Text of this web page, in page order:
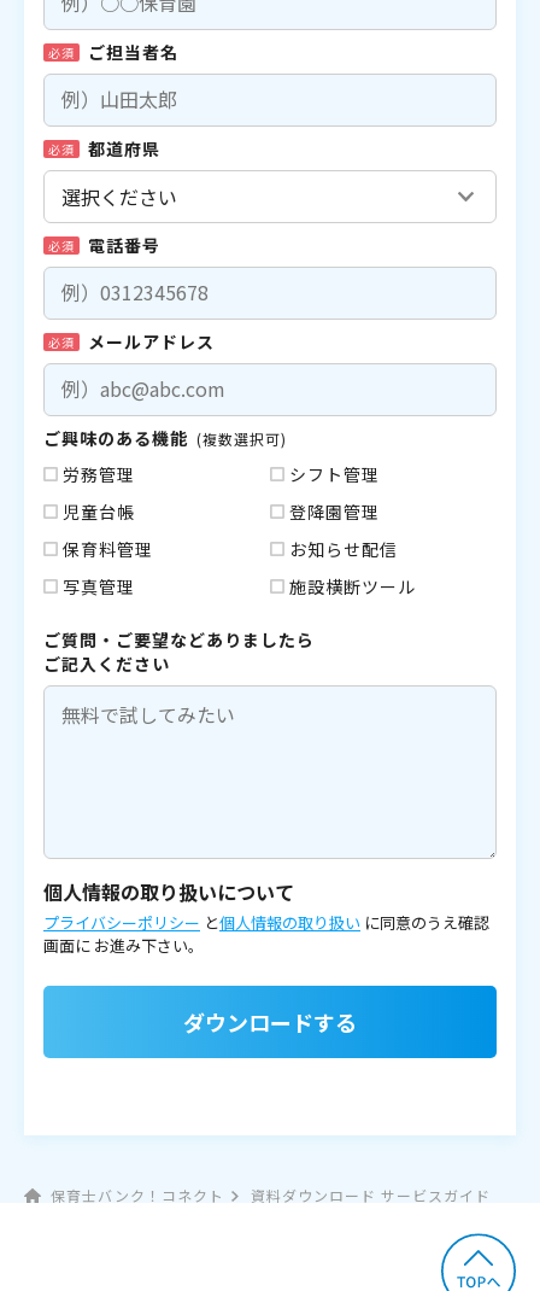
必須 ご担当者名
必須 都道府県
必須 電話番号
必須 メールアドレス
ご興味のある機能 (複数選択可)
労務管理
シフト管理
児童台帳
登降園管理
保育料管理
お知らせ配信
写真管理
施設横断ツール
ご質問・ご要望などありましたら
ご記入ください
個人情報の取り扱いについて
プライバシーポリシー と個人情報の取り扱い に同意のうえ確認
画面に お進み下さい。
ダウンロードする
保育士バンク！コネクト 資料ダウンロード サービスガイド